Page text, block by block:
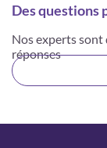
Des questions
Nos experts
réponses